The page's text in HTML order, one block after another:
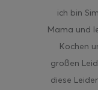
ich bin
Mama und
Kochen
großen
diese